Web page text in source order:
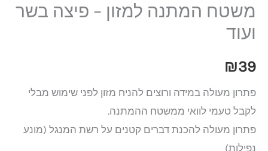
משטח המתנה למזון – פיצה בשר
ועוד
₪39
פתרון מעולה במידה ורוצים להניח מזון לפני שימוש מבלי
לקבל טעמי לוואי ממשטח ההמתנה.
פתרון מעולה להכנת דברים קטנים על רשת המנגל (מונע
נפילות)